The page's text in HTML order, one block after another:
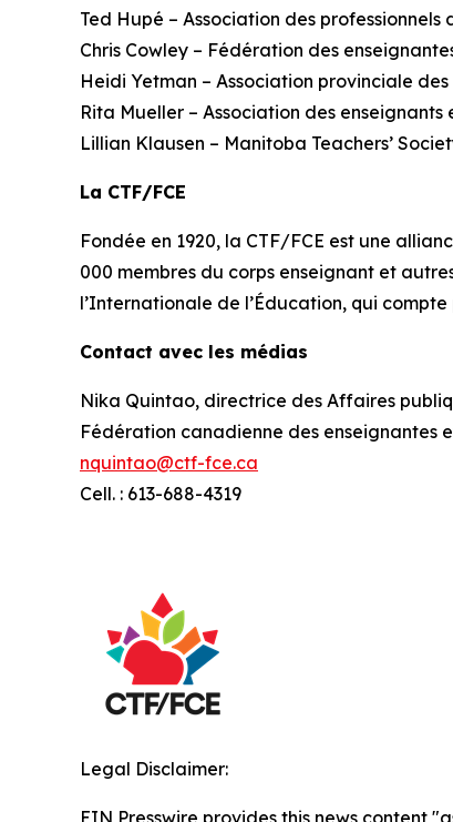
Ted Hupé – Association des professionnels
Chris Cowley – Fédération des
Heidi Yetman – Association provinciale
Rita Mueller – Association des
Lillian Klausen – Manitoba Teachers’
La CTF/FCE
Fondée en 1920, la CTF/FCE est une
000 membres du corps enseignant et
l’Internationale de l’Éducation, qui
Contact avec les médias
Nika Quintao, directrice des Affaires
Fédération canadienne des enseignantes
nquintao@ctf-fce.ca
Cell. : 613-688-4319
Legal Disclaimer:
EIN Presswire provides this news content